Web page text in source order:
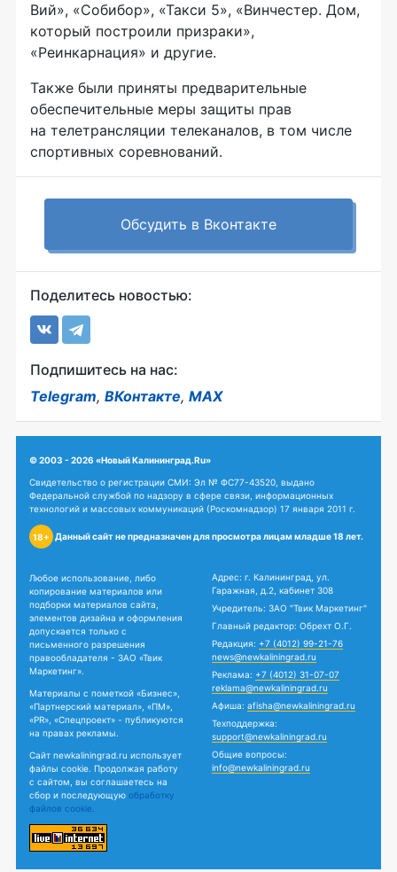
Вий», «Собибор», «Такси 5», «Винчестер. Дом,
который построили призраки»,
«Реинкарнация» и другие.
Также были приняты предварительные
обеспечительные меры защиты прав
на телетрансляции телеканалов, в том числе
спортивных соревнований.
Обсудить в Вконтакте
Поделитесь новостью:
Подпишитесь на нас:
Telegram, ВКонтакте, MAX
© 2003 - 2026 «Новый Калининград.Ru»
Свидетельство о регистрации СМИ: Эл № ФС77-43520, выдано
Федеральной службой по надзору в сфере связи, информационных
технологий и массовых коммуникаций (Роскомнадзор) 17 января 2011 г.
18+ Данный сайт не предназначен для просмотра лицам младше 18 лет.
Любое использование, либо
копирование материалов или
подборки материалов сайта,
элементов дизайна и оформления
допускается только с
письменного разрешения
правообладателя - ЗАО «Твик
Маркетинг».
Материалы с пометкой «Бизнес»,
«Партнерский материал», «ПМ»,
«PR», «Спецпроект» - публикуются
на правах рекламы.
Сайт newkaliningrad.ru использует
файлы cookie. Продолжая работу
с сайтом, вы соглашаетесь на
сбор и последующую обработку
файлов cookie.
Адрес: г. Калининград, ул.
Гаражная, д.2, кабинет 308
Учредитель: ЗАО "Твик Маркетинг"
Главный редактор: Обрехт О.Г.
Редакция: +7 (4012) 99-21-76
news@newkaliningrad.ru
Реклама: +7 (4012) 31-07-07
reklama@newkaliningrad.ru
Афиша: afisha@newkaliningrad.ru
Техподдержка:
support@newkaliningrad.ru
Общие вопросы:
info@newkaliningrad.ru